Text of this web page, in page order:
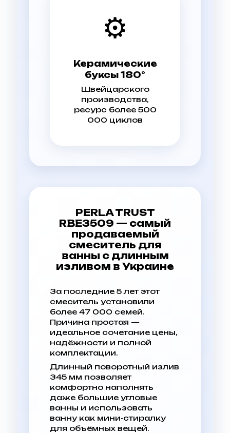
⚙️
Керамические
буксы 180°
Швейцарского
производства,
ресурс более 500
000 циклов
PERLA TRUST
RBE3509 — самый
продаваемый
смеситель для
ванны с длинным
изливом в Украине
За последние 5 лет этот
смеситель установили
более 47 000 семей.
Причина простая —
идеальное сочетание цены,
надёжности и полной
комплектации.
Длинный поворотный излив
345 мм позволяет
комфортно наполнять
даже большие угловые
ванны и использовать
ванну как мини-стиралку
для объёмных вещей.